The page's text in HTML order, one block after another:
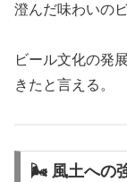
澄んだ味わいの
ビール文化の発
きたと言える。
🌬 風土への